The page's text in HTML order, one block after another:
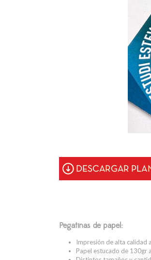
Pegatinas de papel:
Impresión de alta calidad
Papel estucado de 130gr